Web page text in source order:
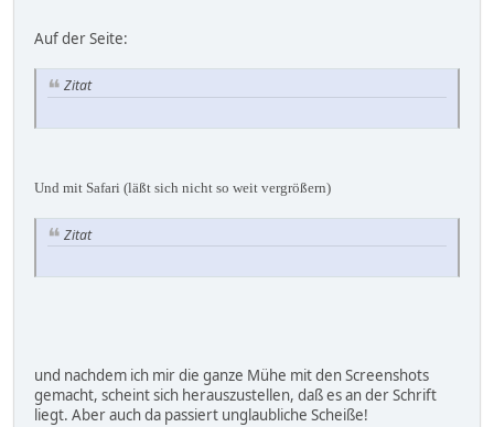
Auf der Seite:
Zitat
Und mit Safari (läßt sich nicht so weit vergrößern)
Zitat
und nachdem ich mir die ganze Mühe mit den Screenshots
gemacht, scheint sich herauszustellen, daß es an der Schrift
liegt. Aber auch da passiert unglaubliche Scheiße!